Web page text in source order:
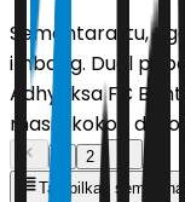
Sementara itu,
imbang. Duel
Adhyaksa FC
masih kokoh di
2
Tampilkan semua